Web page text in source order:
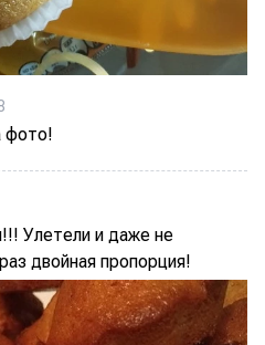
фото!
Улетели и даже не
двойная пропорция!